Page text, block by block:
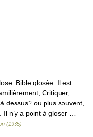
Bible glosée. Il est
Critiquer,
dessus? ou plus souvent,
Il n’y a point à gloser …
(1935)